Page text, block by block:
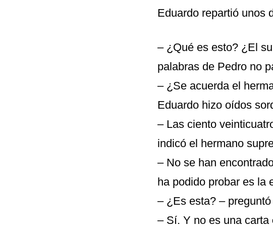
Eduardo repartió unos
– ¿Qué es esto? ¿El
palabras de Pedro no
– ¿Se acuerda el
Eduardo hizo oídos
– Las ciento
indicó el hermano
– No se han
ha podido probar es la
– ¿Es esta? –
– Sí. Y no es una